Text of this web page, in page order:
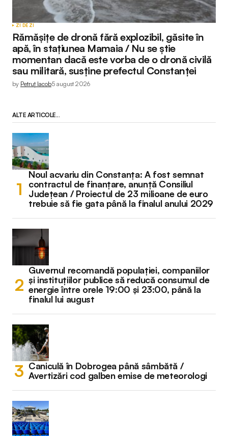
ZI DE ZI
Rămășițe de dronă fără explozibil, găsite în
apă, în stațiunea Mamaia / Nu se știe
momentan dacă este vorba de o dronă civilă
sau militară, susține prefectul Constanței
by Petruț Iacob5 august 2026
ALTE ARTICOLE...
Noul acvariu din Constanța: A fost semnat
contractul de finanțare, anunță Consiliul
Județean / Proiectul de 23 milioane de euro
trebuie să fie gata până la finalul anului 2029
Guvernul recomandă populației, companiilor
și instituțiilor publice să reducă consumul de
energie între orele 19:00 și 23:00, până la
finalul lui august
Caniculă în Dobrogea până sâmbătă /
Avertizări cod galben emise de meteorologi